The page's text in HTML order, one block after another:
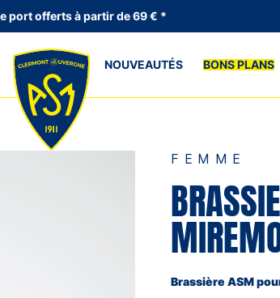
port offerts à partir de 69 € *
NOUVEAUTÉS BONS PLANS
FEMME
Brassière ASM